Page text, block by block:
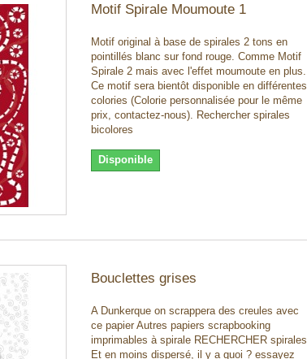
Motif Spirale Moumoute 1
Motif original à base de spirales 2 tons en
pointillés blanc sur fond rouge. Comme Motif
Spirale 2 mais avec l'effet moumoute en plus.
Ce motif sera bientôt disponible en différentes
colories (Colorie personnalisée pour le même
prix, contactez-nous). Rechercher spirales
bicolores
Disponible
Bouclettes grises
A Dunkerque on scrappera des creules avec
ce papier Autres papiers scrapbooking
imprimables à spirale RECHERCHER spirales
Et en moins dispersé, il y a quoi ? essayez